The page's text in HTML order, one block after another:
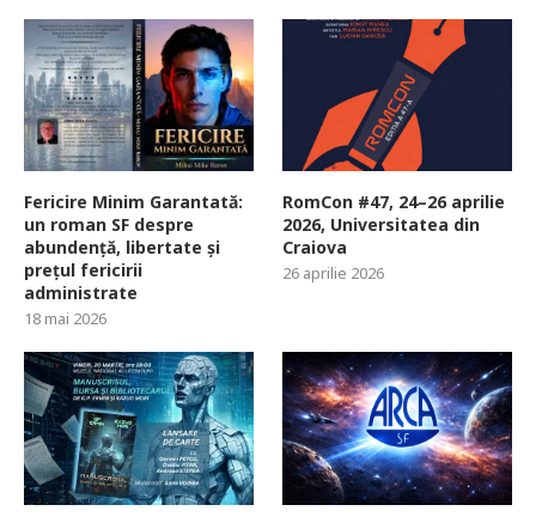
Fericire Minim Garantată:
un roman SF despre
abundență, libertate și
prețul fericirii
administrate
18 mai 2026
RomCon #47, 24–26 aprilie
2026, Universitatea din
Craiova
26 aprilie 2026